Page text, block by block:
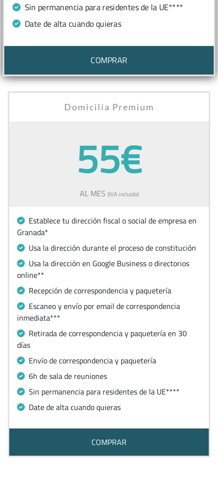
Sin permanencia para residentes de la UE****
Date de alta cuando quieras
COMPRAR
Domicilia Premium
55€
AL MES (IVA incluido)
Establece tu dirección fiscal o social de empresa en
Granada*
Usa la dirección durante el proceso de constitución
Usa la dirección en Google Business o directorios
online**
Recepción de correspondencia y paquetería
Escaneo y envío por email de correspondencia
inmediata***
Retirada de correspondencia y paquetería en 30
días
Envío de correspondencia y paquetería
6h de sala de reuniones
Sin permanencia para residentes de la UE****
Date de alta cuando quieras
COMPRAR